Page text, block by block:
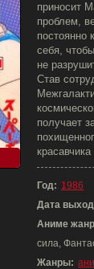
приносит
проблем,
постоянно
себя,
не
Став
получает
Год: 1986
Дата
Аниме
сила,
Жанры: